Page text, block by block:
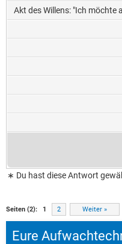
Akt des Willens: "Ich möchte
∗ Du hast diese Antwort
Seiten (2): 1 2 Weiter »
Eure